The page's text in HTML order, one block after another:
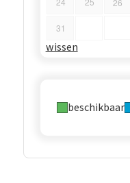
31
wissen
beschikbaar